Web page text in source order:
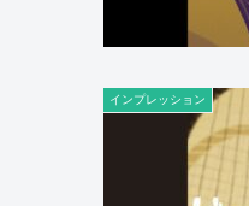
インプレッション